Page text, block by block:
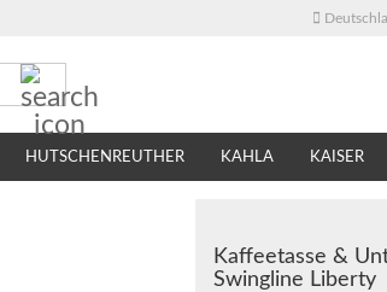
HUTSCHENREUTHER KAHLA KAISER
Kaffeetasse &
Swingline Liberty